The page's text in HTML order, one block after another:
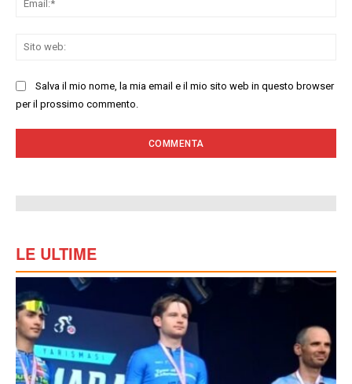
Salva il mio nome, la mia email e il mio sito web in questo browser
per il prossimo commento.
LE ULTIME